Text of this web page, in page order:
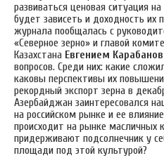
развиваться ценовая ситуация
будет зависеть и доходность их
журнала пообщалась с
«Северное зерно» и главой
Казахстана Евгением
вопросов. Среди них: какие
каковы перспективы их
рекордный экспорт зерна в
Азербайджан заинтересовался
на российском рынке и ее
происходит на рынке масличных
придерживают подсолнечник у
площади под этой культурой?